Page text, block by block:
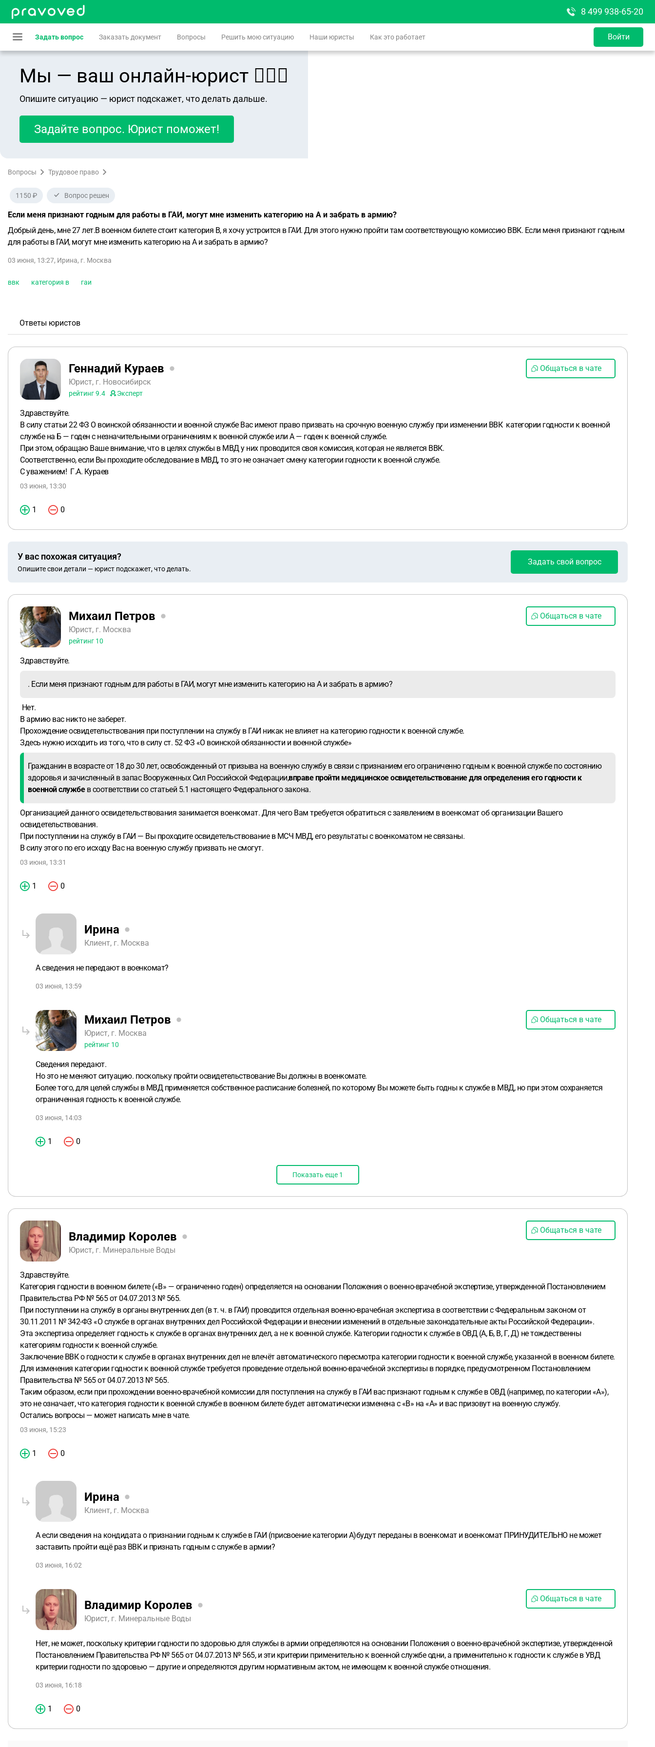
8 499 938-65-20
Задать вопрос Заказать документ Вопросы Решить мою ситуацию Наши юристы Как это работает Войти
Мы — ваш онлайн-юрист 👨🏻‍⚖️
Опишите ситуацию — юрист подскажет, что делать дальше.
Задайте вопрос. Юрист поможет!
Вопросы Трудовое право
1150 ₽ Вопрос решен
Если меня признают годным для работы в ГАИ, могут мне изменить категорию на А и забрать в армию?
Добрый день, мне 27 лет.В военном билете стоит категория В, я хочу устроится в ГАИ. Для этого нужно пройти там соответствующую комиссию ВВК. Если меня признают годным
для работы в ГАИ, могут мне изменить категорию на А и забрать в армию?
03 июня, 13:27, Ирина, г. Москва
ввк категория в гаи
Ответы юристов
Геннадий Кураев
Юрист, г. Новосибирск
рейтинг9.4 Эксперт
Общаться в чате
Здравствуйте.
В силу статьи 22 ФЗ О воинской обязанности и военной службе Вас имеют право призвать на срочную военную службу при изменении ВВК категории годности к военной
службе на Б — годен с незначительными ограничениям к военной службе или А — годен к военной службе.
При этом, обращаю Ваше внимание, что в целях службы в МВД у них проводится своя комиссия, которая не является ВВК.
Соответственно, если Вы проходите обследование в МВД, то это не означает смену категории годности к военной службе.
С уважением! Г.А. Кураев
03 июня, 13:30
1 0
У вас похожая ситуация?
Опишите свои детали — юрист подскажет, что делать.
Задать свой вопрос
Михаил Петров
Юрист, г. Москва
рейтинг 10
Общаться в чате
Здравствуйте.
. Если меня признают годным для работы в ГАИ, могут мне изменить категорию на А и забрать в армию?
Нет.
В армию вас никто не заберет.
Прохождение освидетельствования при поступлении на службу в ГАИ никак не влияет на категорию годности к военной службе.
Здесь нужно исходить из того, что в силу ст. 52 ФЗ «О воинской обязанности и военной службе»
Гражданин в возрасте от 18 до 30 лет, освобожденный от призыва на военную службу в связи с признанием его ограниченно годным к военной службе по состоянию
здоровья и зачисленный в запас Вооруженных Сил Российской Федерации,вправе пройти медицинское освидетельствование для определения его годности к
военной службев соответствии со статьей 5.1 настоящего Федерального закона.
Организацией данного освидетельствования занимается военкомат. Для чего Вам требуется обратиться с заявлением в военкомат об организации Вашего
освидетельствования.
При поступлении на службу в ГАИ — Вы проходите освидетельствование в МСЧ МВД, его результаты с военкоматом не связаны.
В силу этого по его исходу Вас на военную службу призвать не смогут.
03 июня, 13:31
1 0
Ирина
Клиент, г. Москва
А сведения не передают в военкомат?
03 июня, 13:59
Михаил Петров
Юрист, г. Москва
рейтинг 10
Общаться в чате
Сведения передают.
Но это не меняют ситуацию. поскольку пройти освидетельствование Вы должны в военкомате.
Более того, для целей службы в МВД применяется собственное расписание болезней, по которому Вы можете быть годны к службе в МВД, но при этом сохраняется
ограниченная годность к военной службе.
03 июня, 14:03
1 0
Показать еще 1
Владимир Королев
Юрист, г. Минеральные Воды
Общаться в чате
Здравствуйте.
Категория годности в военном билете («В» — ограниченно годен) определяется на основании Положения о военно-врачебной экспертизе, утвержденной Постановлением
Правительства РФ № 565 от 04.07.2013 № 565.
При поступлении на службу в органы внутренних дел (в т. ч. в ГАИ) проводится отдельная военно-врачебная экспертиза в соответствии с Федеральным законом от
30.11.2011 № 342-ФЗ «О службе в органах внутренних дел Российской Федерации и внесении изменений в отдельные законодательные акты Российской Федерации».
Эта экспертиза определяет годность к службе в органах внутренних дел, а не к военной службе. Категории годности к службе в ОВД (А, Б, В, Г, Д) не тождественны
категориям годности к военной службе.
Заключение ВВК о годности к службе в органах внутренних дел не влечёт автоматического пересмотра категории годности к военной службе, указанной в военном билете.
Для изменения категории годности к военной службе требуется проведение отдельной военно-врачебной экспертизы в порядке, предусмотренном Постановлением
Правительства № 565 от 04.07.2013 № 565.
Таким образом, если при прохождении военно-врачебной комиссии для поступления на службу в ГАИ вас признают годным к службе в ОВД (например, по категории «А»),
это не означает, что категория годности к военной службе в военном билете будет автоматически изменена с «В» на «А» и вас призовут на военную службу.
Остались вопросы — может написать мне в чате.
03 июня, 15:23
1 0
Ирина
Клиент, г. Москва
А если сведения на кондидата о признании годным к службе в ГАИ (присвоение категории А)будут переданы в военкомат и военкомат ПРИНУДИТЕЛЬНО не может
заставить пройти ещё раз ВВК и признать годным с службе в армии?
03 июня, 16:02
Владимир Королев
Юрист, г. Минеральные Воды
Общаться в чате
Нет, не может, поскольку критерии годности по здоровью для службы в армии определяются на основании Положения о военно-врачебной экспертизе, утвержденной
Постановлением Правительства РФ № 565 от 04.07.2013 № 565, и эти критерии применительно к военной службе одни, а применительно к годности к службе в УВД
критерии годности по здоровью — другие и определяются другим нормативным актом, не имеющем к военной службе отношения.
03 июня, 16:18
1 0